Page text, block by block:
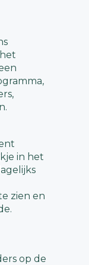
in het
zien en
op de